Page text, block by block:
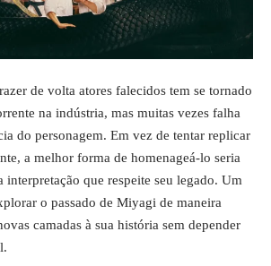
de volta atores falecidos tem se tornado
na indústria, mas muitas vezes falha
do personagem. Em vez de tentar replicar
a melhor forma de homenageá-lo seria
interpretação que respeite seu legado. Um
o passado de Miyagi de maneira
camadas à sua história sem depender